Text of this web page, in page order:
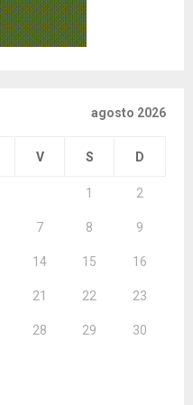
agosto 2026
V S D
1 2
7 8 9
14 15 16
21 22 23
28 29 30